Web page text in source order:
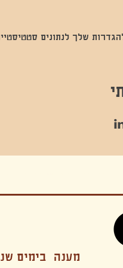
שלך לנתונים סטטיסטיים
מענה בימים שני עד